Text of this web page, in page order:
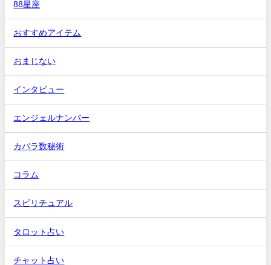
88星座
おすすめアイテム
おまじない
インタビュー
エンジェルナンバー
カバラ数秘術
コラム
スピリチュアル
タロット占い
チャット占い